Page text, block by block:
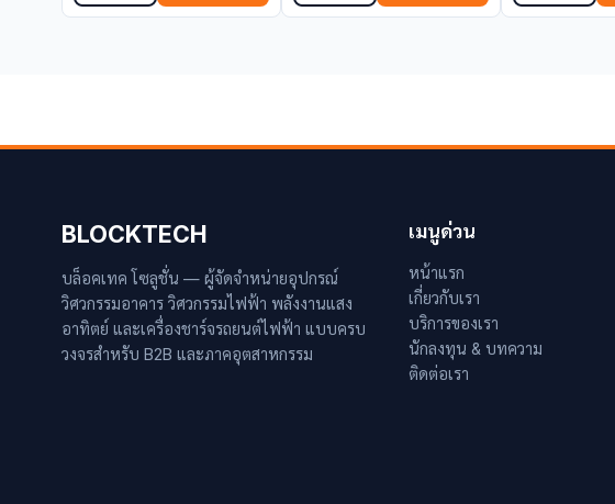
BLOCKTECH
บล็อคเทค โซลูชั่น — ผู้จัดจำหน่ายอุปกรณ์
วิศวกรรมอาคาร วิศวกรรมไฟฟ้า พลังงานแสง
อาทิตย์ และเครื่องชาร์จรถยนต์ไฟฟ้า แบบครบ
วงจรสำหรับ B2B และภาคอุตสาหกรรม
เมนูด่วน
หน้าแรก
เกี่ยวกับเรา
บริการของเรา
นักลงทุน & บทความ
ติดต่อเรา